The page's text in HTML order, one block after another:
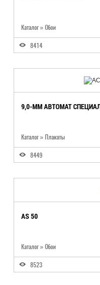
Каталог» Обои
8414
9,0-ММ АВТОМАТ
Каталог» Плакаты
8449
AS 50
Каталог» Обои
8523